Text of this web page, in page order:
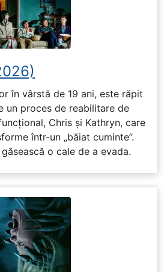
în vârstă de 19 ani, este răpit
un proces de reabilitare de
Chris și Kathryn, care
într-un „băiat cuminte”.
o cale de a evada.